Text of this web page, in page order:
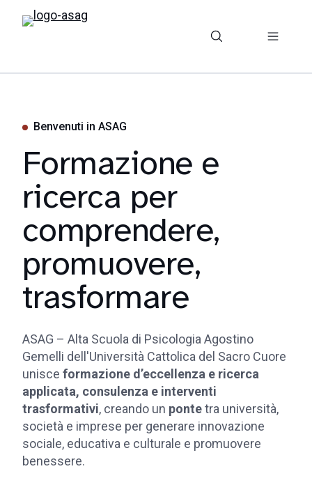
Benvenuti in ASAG
Formazione e
ricerca per
comprendere,
promuovere,
trasformare
ASAG – Alta Scuola di Psicologia Agostino
Gemelli dell'Università Cattolica del Sacro Cuore
unisce formazione d’eccellenza e ricerca
applicata, consulenza e interventi
trasformativi, creando un pontetra università,
società e imprese per generare innovazione
sociale, educativa e culturale e promuovere
benessere.